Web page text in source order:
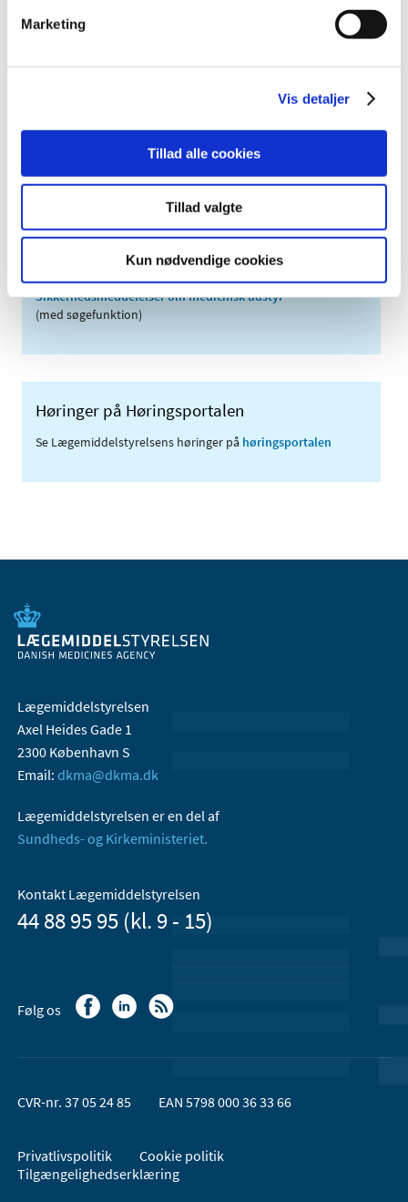
Marketing
Vis detaljer
Tillad alle cookies
Tillad valgte
Kun nødvendige cookies
2010 (7)
2006 (9)
(med søgefunktion)
Sikkerhedsmeddelelser om medicinsk udstyr
(med søgefunktion)
Høringer på Høringsportalen
Se Lægemiddelstyrelsens høringer på høringsportalen
Lægemiddelstyrelsen
Axel Heides Gade 1
2300 København S
Email: dkma@dkma.dk
Lægemiddelstyrelsen er en del af
Sundheds- og Kirkeministeriet.
Kontakt Lægemiddelstyrelsen
44 88 95 95 (kl. 9 - 15)
Følg os
CVR-nr. 37 05 24 85 EAN 5798 000 36 33 66
Privatlivspolitik
Cookie politik
Tilgængelighedserklæring